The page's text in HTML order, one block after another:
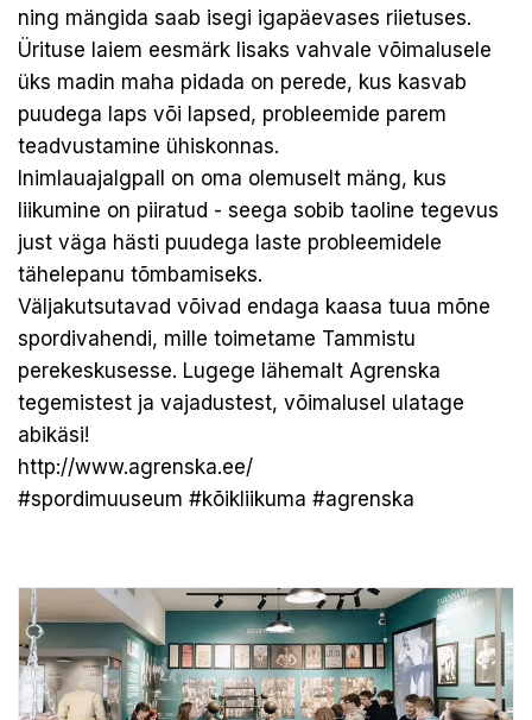
ning mängida saab isegi igapäevases riietuses.
Ürituse laiem eesmärk lisaks vahvale võimalusele
üks madin maha pidada on perede, kus kasvab
puudega laps või lapsed, probleemide parem
teadvustamine ühiskonnas.
Inimlauajalgpall on oma olemuselt mäng, kus
liikumine on piiratud - seega sobib taoline tegevus
just väga hästi puudega laste probleemidele
tähelepanu tõmbamiseks.
Väljakutsutavad võivad endaga kaasa tuua mõne
spordivahendi, mille toimetame Tammistu
perekeskusesse. Lugege lähemalt Agrenska
tegemistest ja vajadustest, võimalusel ulatage
abikäsi!
http://www.agrenska.ee/
#spordimuuseum #kõikliikuma #agrenska